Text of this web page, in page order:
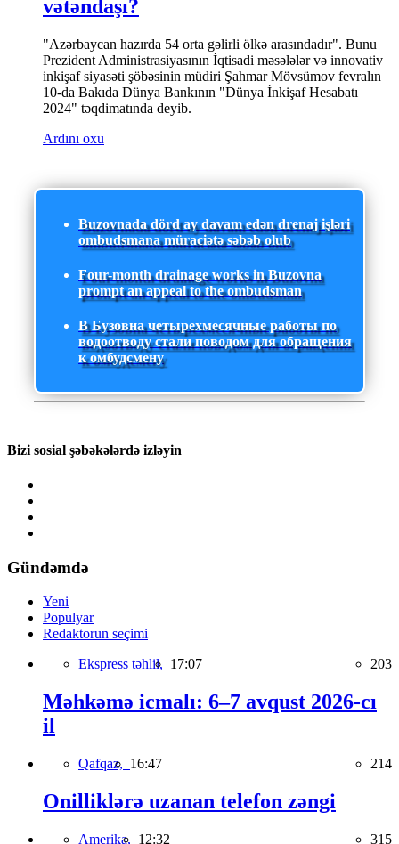
vətəndaşı?
"Azərbaycan hazırda 54 orta gəlirli ölkə arasındadır". Bunu
Prezident Administrasiyasının İqtisadi məsələlər və innovativ
inkişaf siyasəti şöbəsinin müdiri Şahmar Mövsümov fevralın
10-da Bakıda Dünya Bankının "Dünya İnkişaf Hesabatı
2024" təqdimatında deyib.
Ardını oxu
Buzovnada dörd ay davam edən drenaj işləri
ombudsmana müraciətə səbəb olub
Four-month drainage works in Buzovna
prompt an appeal to the ombudsman
В Бузовна четырехмесячные работы по
водоотводу стали поводом для обращения
к омбудсмену
Bizi sosial şəbəkələrdə izləyin
Gündəmdə
Yeni
Populyar
Redaktorun seçimi
Ekspress təhlil, 17:07 203
Məhkəmə icmalı: 6–7 avqust 2026-cı
il
Qafqaz, 16:47 214
Onilliklərə uzanan telefon zəngi
Amerika, 12:32 315